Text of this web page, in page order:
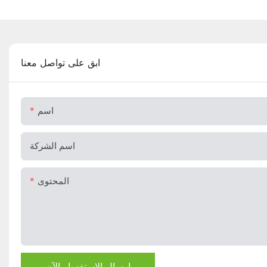
ابق على تواصل معنا
اسم
اسم الشركة
المحتوى